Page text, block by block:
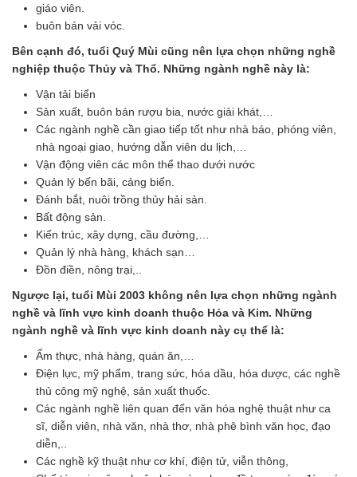
giáo viên.
buôn bán vải vóc.
Bên cạnh đó, tuổi Quý Mùi cũng nên lựa chọn những nghề
nghiệp thuộc Thủy và Thổ. Những ngành nghề này là:
Vận tải biển
Sản xuất, buôn bán rượu bia, nước giải khát,…
Các ngành nghề cần giao tiếp tốt như nhà báo, phóng viên,
nhà ngoại giao, hướng dẫn viên du lịch,…
Vận động viên các môn thể thao dưới nước
Quản lý bến bãi, cảng biển.
Đánh bắt, nuôi trồng thủy hải sản.
Bất động sản.
Kiến trúc, xây dựng, cầu đường,…
Quản lý nhà hàng, khách sạn…
Đồn điền, nông trại,..
Ngược lại, tuổi Mùi 2003 không nên lựa chọn những ngành
nghề và lĩnh vực kinh doanh thuộc Hỏa và Kim. Những
ngành nghề và lĩnh vực kinh doanh này cụ thể là:
Ẩm thực, nhà hàng, quán ăn,…
Điện lực, mỹ phẩm, trang sức, hóa dầu, hóa dược, các nghề
thủ công mỹ nghệ, sản xuất thuốc.
Các ngành nghề liên quan đến văn hóa nghệ thuật như ca
sĩ, diễn viên, nhà văn, nhà thơ, nhà phê bình văn học, đạo
diễn,..
Các nghề kỹ thuật như cơ khí, điện tử, viễn thông,